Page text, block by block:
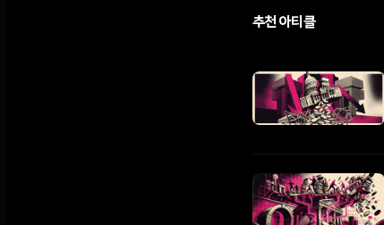
추천 아티클